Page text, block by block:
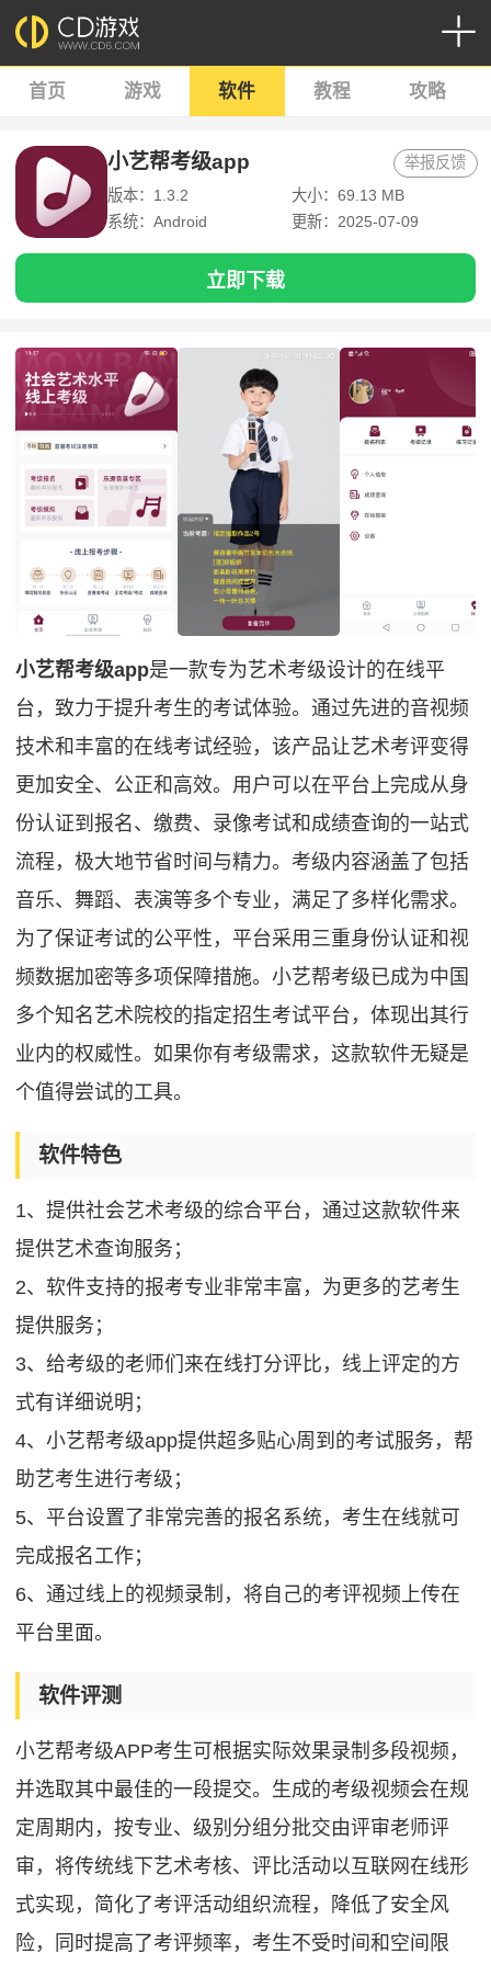
首页 游戏 软件 教程 攻略
小艺帮考级app
版本：1.3.2
大小：69.13 MB
系统：Android
更新：2025-07-09
举报反馈
立即下载
小艺帮考级app是一款专为艺术考级设计的在线平
台，致力于提升考生的考试体验。通过先进的音视频
技术和丰富的在线考试经验，该产品让艺术考评变得
更加安全、公正和高效。用户可以在平台上完成从身
份认证到报名、缴费、录像考试和成绩查询的一站式
流程，极大地节省时间与精力。考级内容涵盖了包括
音乐、舞蹈、表演等多个专业，满足了多样化需求。
为了保证考试的公平性，平台采用三重身份认证和视
频数据加密等多项保障措施。小艺帮考级已成为中国
多个知名艺术院校的指定招生考试平台，体现出其行
业内的权威性。如果你有考级需求，这款软件无疑是
个值得尝试的工具。
软件特色
1、提供社会艺术考级的综合平台，通过这款软件来
提供艺术查询服务；
2、软件支持的报考专业非常丰富，为更多的艺考生
提供服务；
3、给考级的老师们来在线打分评比，线上评定的方
式有详细说明；
4、小艺帮考级app提供超多贴心周到的考试服务，帮
助艺考生进行考级；
5、平台设置了非常完善的报名系统，考生在线就可
完成报名工作；
6、通过线上的视频录制，将自己的考评视频上传在
平台里面。
软件评测
小艺帮考级APP考生可根据实际效果录制多段视频，
并选取其中最佳的一段提交。生成的考级视频会在规
定周期内，按专业、级别分组分批交由评审老师评
审，将传统线下艺术考核、评比活动以互联网在线形
式实现，简化了考评活动组织流程，降低了安全风
险，同时提高了考评频率，考生不受时间和空间限